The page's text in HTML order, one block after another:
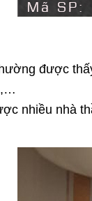
được
nhiều nhà